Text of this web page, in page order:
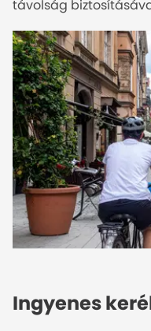
távolság
Ingyenes